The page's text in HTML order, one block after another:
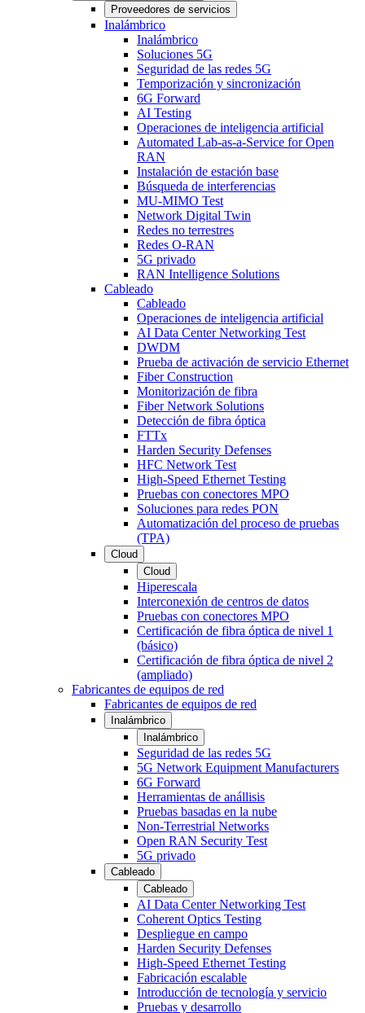
Proveedores de servicios
Inalámbrico
Inalámbrico
Soluciones 5G
Seguridad de las redes 5G
Temporización y sincronización
6G Forward
AI Testing
Operaciones de inteligencia artificial
Automated Lab-as-a-Service for Open
RAN
Instalación de estación base
Búsqueda de interferencias
MU-MIMO Test
Network Digital Twin
Redes no terrestres
Redes O-RAN
5G privado
RAN Intelligence Solutions
Cableado
Cableado
Operaciones de inteligencia artificial
AI Data Center Networking Test
DWDM
Prueba de activación de servicio Ethernet
Fiber Construction
Monitorización de fibra
Fiber Network Solutions
Detección de fibra óptica
FTTx
Harden Security Defenses
HFC Network Test
High-Speed Ethernet Testing
Pruebas con conectores MPO
Soluciones para redes PON
Automatización del proceso de pruebas
(TPA)
Cloud
Cloud
Hiperescala
Interconexión de centros de datos
Pruebas con conectores MPO
Certificación de fibra óptica de nivel 1
(básico)
Certificación de fibra óptica de nivel 2
(ampliado)
Fabricantes de equipos de red
Fabricantes de equipos de red
Inalámbrico
Inalámbrico
Seguridad de las redes 5G
5G Network Equipment Manufacturers
6G Forward
Herramientas de anállisis
Pruebas basadas en la nube
Non-Terrestrial Networks
Open RAN Security Test
5G privado
Cableado
Cableado
AI Data Center Networking Test
Coherent Optics Testing
Despliegue en campo
Harden Security Defenses
High-Speed Ethernet Testing
Fabricación escalable
Introducción de tecnología y servicio
Pruebas y desarrollo